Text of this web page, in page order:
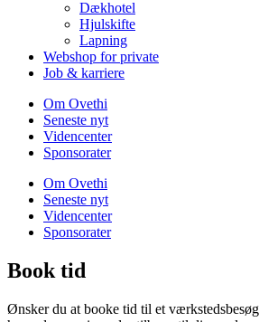
Dækhotel
Hjulskifte
Lapning
Webshop for private
Job & karriere
Om Ovethi
Seneste nyt
Videncenter
Sponsorater
Om Ovethi
Seneste nyt
Videncenter
Sponsorater
Book tid
Ønsker du at booke tid til et